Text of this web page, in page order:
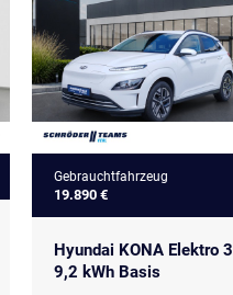
Gebrauchtfahrzeug
19.890 €
Hyundai KONA Elektro 3
9,2 kWh Basis